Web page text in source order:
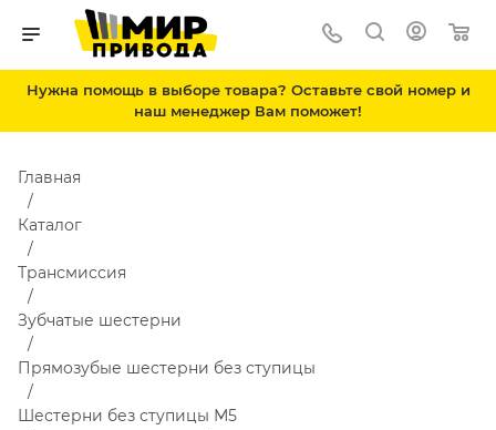
Нужна помощь в выборе товара? Оставьте свой номер и
наш менеджер Вам поможет!
Главная
Каталог
Трансмиссия
Зубчатые шестерни
Прямозубые шестерни без ступицы
Шестерни без ступицы М5